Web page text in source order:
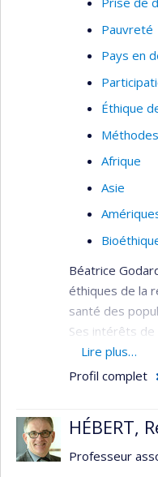
Pauvreté
Pays en
Éthique
Afrique
Asie
Béatrice
éthiques de la
santé des
Ses intérêts
décision par
ses recherches
préoccupations
Lire plus…
Profil complet
HÉBERT,
Professeur